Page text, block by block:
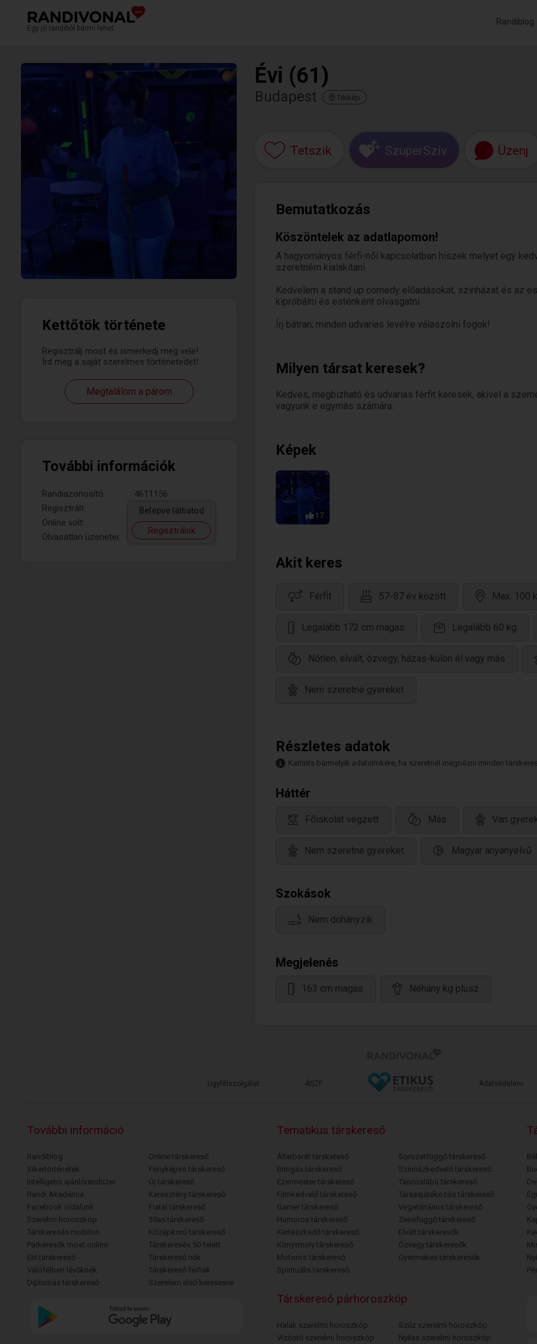
Egy jó randiból bármi lehet.
Randiblog
Kettőtök története
Regisztrálj most és ismerkedj meg vele!
Írd meg a saját szerelmes történetedet!
Megtalálom a párom
További információk
Randiazonosító:
4611156
Regisztrált:
Online volt:
Olvasatlan üzenetei:
Belépve láthatod
Regisztrálok
Évi (61)
Budapest Térkép
Tetszik SzuperSzív Üzenj
Bemutatkozás
Köszöntelek az adatlapomon!
A hagyományos férfi-női kapcsolatban hiszek melyet egy
szeretném kialakítani.
Kedvelem a stand up comedy előadásokat, szinházat és az
kipróbálni és esténként olvasgatni.
Írj bátran, minden udvarias levélre válaszolni fogok!
Milyen társat keresek?
Kedves, megbizható és udvarias férfit keresek, akivel a
vagyunk e egymás számára.
Képek
17
Akit keres
Férfit 57-87 év között Max. 100
Legalább 172 cm magas Legalább 60 kg
Nőtlen, elvált, özvegy, házas-külön él vagy más
Nem szeretne gyereket
Részletes adatok
Kattints bármelyik adatcímkére, ha szeretnél megnézni minden
Háttér
Főiskolát végzett Más Van
Nem szeretne gyereket Magyar anyanyelvű
Szokások
Nem dohányzik
Megjelenés
163 cm magas Néhány kg plusz
Ügyfélszolgálat ÁSZF Adatvédelem
További információ
Randiblog
Sikertörténetek
Intelligens ajánlórendszer
Randi Akadémia
Facebook oldalunk
Szerelmi horoszkóp
Társkeresés mobilon
Párkeresők most online
Elit társkereső
Válófélben lévőknek
Diplomás társkereső
Online társkereső
Fényképes társkereső
Új társkereső
Keresztény társkereső
Fiatal társkereső
30as társkereső
Középkorú társkereső
Társkeresés 50 felett
Társkereső nők
Társkereső férfiak
Szerelem első keresésre
Tematikus társkereső
Állatbarát társkereső
Bringás társkereső
Ezermester társkereső
Filmkedvelő társkereső
Gamer társkereső
Humoros társkereső
Kertészkedő társkereső
Könyvmoly társkereső
Motoros társkereső
Spirituális társkereső
Sorozatfüggő társkereső
Színházkedvelő társkereső
Táncoslábú társkereső
Társasjátékozós társkereső
Vegetáriánus társkereső
Zenefüggő társkereső
Elvált társkeresők
Özvegy társkeresők
Gyermekes társkeresők
Társkereső párhoroszkóp
Halak szerelmi horoszkóp
Vízöntő szerelmi horoszkóp
Szűz szerelmi horoszkóp
Nyilas szerelmi horoszkóp